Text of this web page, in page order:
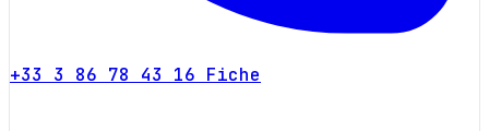
+33 3 86 78 43 16 Fiche